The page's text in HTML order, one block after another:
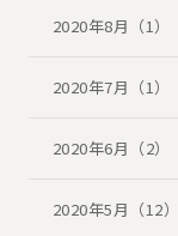
2020年8月（1）
2020年7月（1）
2020年6月（2）
2020年5月（12）